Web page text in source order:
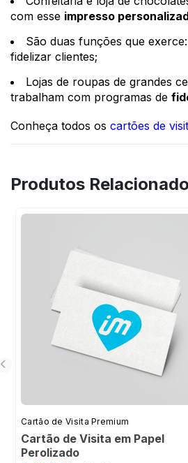
com esse impresso
São duas funções que
fidelizar clientes;
Lojas de roupas de grandes
trabalham com programas de
Conheça todos os cartões de
Produtos
Cartão de Visita Premium
Cartão de Visita em Papel
Perolizado